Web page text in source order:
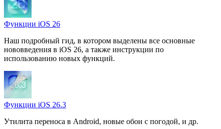
Функции iOS 26
Наш подробный гид, в котором выделены все основные
нововведения в iOS 26, а также инструкции по
использованию новых функций.
Функции iOS 26.3
Утилита переноса в Android, новые обои с погодой, и др.